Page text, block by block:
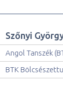
Szőnyi
Angol Tanszék
BTK